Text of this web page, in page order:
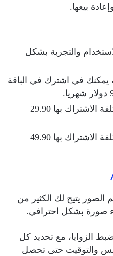
بيعها.
والتجربة بشكل
يمكنك في اشترك في الباقة
والباقي المتقدمة تبلغ تكلفة الاشتراك بها 29.90
باقات المحترفين تبلغ تكلفة الاشتراك بها 49.90
الصور يتيح لك الكثير من
صورة بشكل احترافي.
الزوايا، مع تحديد كل
والتوقيت حتى تحصل